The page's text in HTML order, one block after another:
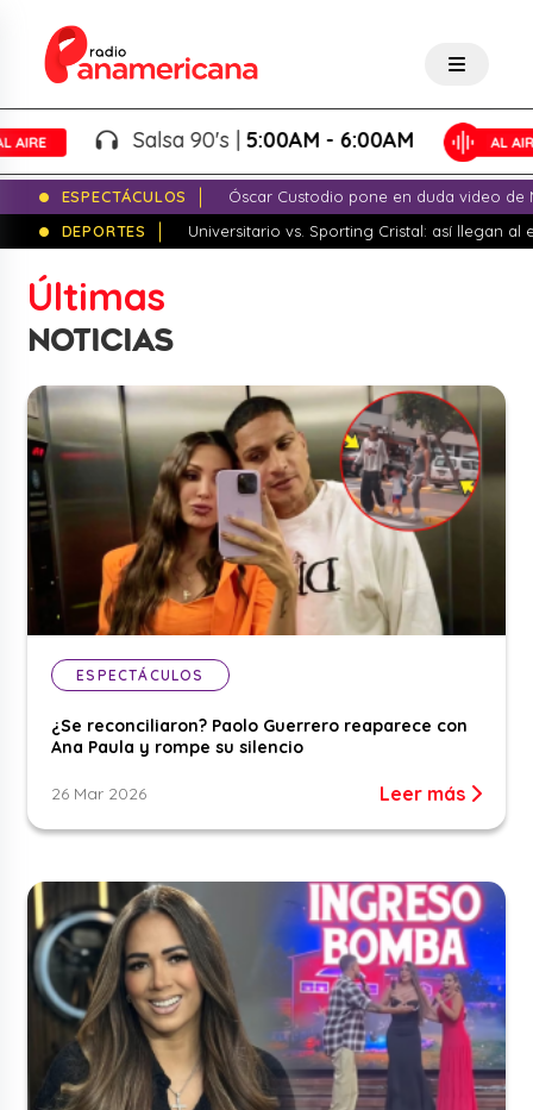
Salsa 90's | 5:00AM - 6:00AM
ESPECTÁCULOS
Óscar Custodio pone en duda video de
DEPORTES
Universitario vs. Sporting Cristal: así llegan al
Últimas
NOTICIAS
ESPECTÁCULOS
¿Se reconciliaron? Paolo Guerrero reaparece con
Ana Paula y rompe su silencio
26 Mar 2026 Leer más